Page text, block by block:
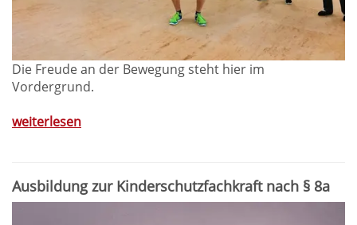
Die Freude an der Bewegung steht hier im
Vordergrund.
weiterlesen
Ausbildung zur Kinderschutzfachkraft nach § 8a